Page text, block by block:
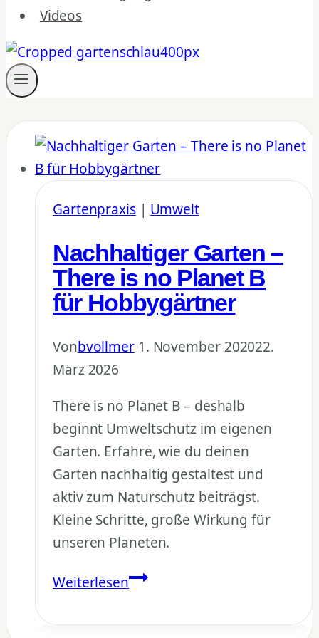
Videos
Gartenpraxis| Umwelt
Nachhaltiger Garten –
There is no Planet B
für Hobbygärtner
Vonbvollmer 1. November 202022.
März 2026
There is no Planet B – deshalb
beginnt Umweltschutz im eigenen
Garten. Erfahre, wie du deinen
Garten nachhaltig gestaltest und
aktiv zum Naturschutz beiträgst.
Kleine Schritte, große Wirkung für
unseren Planeten.
WeiterlesenNachhaltiger
–